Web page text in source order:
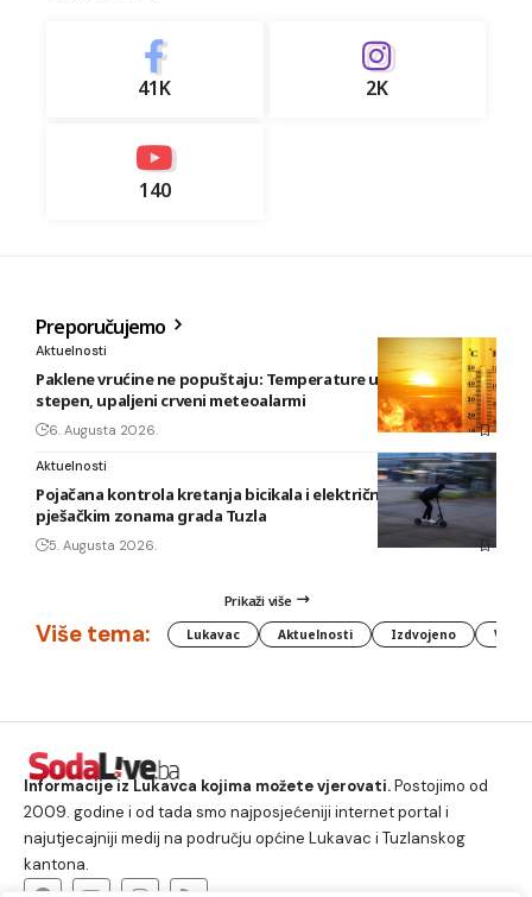
41K 2K
140
Preporučujemo
Aktuelnosti
Paklene vrućine ne popuštaju: Temperature u BiH i do 41
stepen, upaljeni crveni meteoalarmi
6. Augusta 2026.
Aktuelnosti
Pojačana kontrola kretanja bicikala i električnih romobila u
pješačkim zonama grada Tuzla
5. Augusta 2026.
Prikaži više
Više tema: Lukavac Aktuelnosti Izdvojeno
Informacije iz Lukavca kojima možete vjerovati.Postojimo od
2009. godine i od tada smo najposjećeniji internet portal i
najutjecajniji medij na području općine Lukavac i Tuzlanskog
kantona.